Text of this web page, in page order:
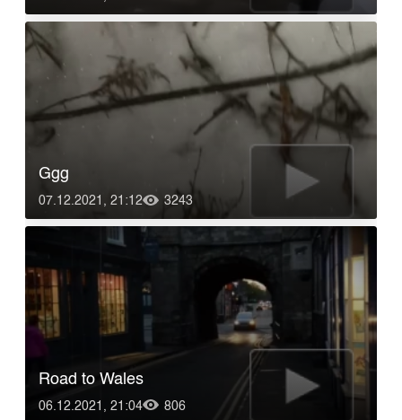
07.12.2021, 21:12 3243
Ggg
06.12.2021, 21:04 806
Road to Wales